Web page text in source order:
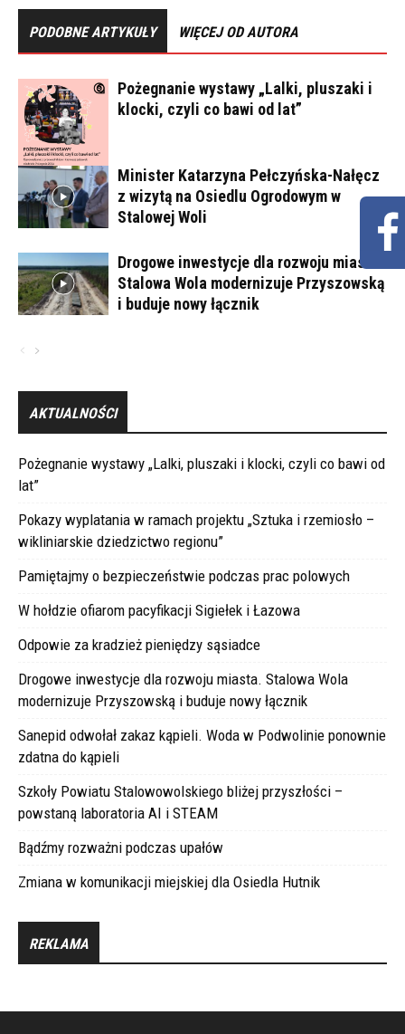
PODOBNE ARTYKUŁY WIĘCEJ OD AUTORA
Pożegnanie wystawy „Lalki, pluszaki i
klocki, czyli co bawi od lat”
Minister Katarzyna Pełczyńska-Nałęcz
z wizytą na Osiedlu Ogrodowym w
Stalowej Woli
Drogowe inwestycje dla rozwoju miasta.
Stalowa Wola modernizuje Przyszowską
i buduje nowy łącznik
AKTUALNOŚCI
Pożegnanie wystawy „Lalki, pluszaki i klocki, czyli co bawi od
lat”
Pokazy wyplatania w ramach projektu „Sztuka i rzemiosło –
wikliniarskie dziedzictwo regionu”
Pamiętajmy o bezpieczeństwie podczas prac polowych
W hołdzie ofiarom pacyfikacji Sigiełek i Łazowa
Odpowie za kradzież pieniędzy sąsiadce
Drogowe inwestycje dla rozwoju miasta. Stalowa Wola
modernizuje Przyszowską i buduje nowy łącznik
Sanepid odwołał zakaz kąpieli. Woda w Podwolinie ponownie
zdatna do kąpieli
Szkoły Powiatu Stalowowolskiego bliżej przyszłości –
powstaną laboratoria AI i STEAM
Bądźmy rozważni podczas upałów
Zmiana w komunikacji miejskiej dla Osiedla Hutnik
REKLAMA